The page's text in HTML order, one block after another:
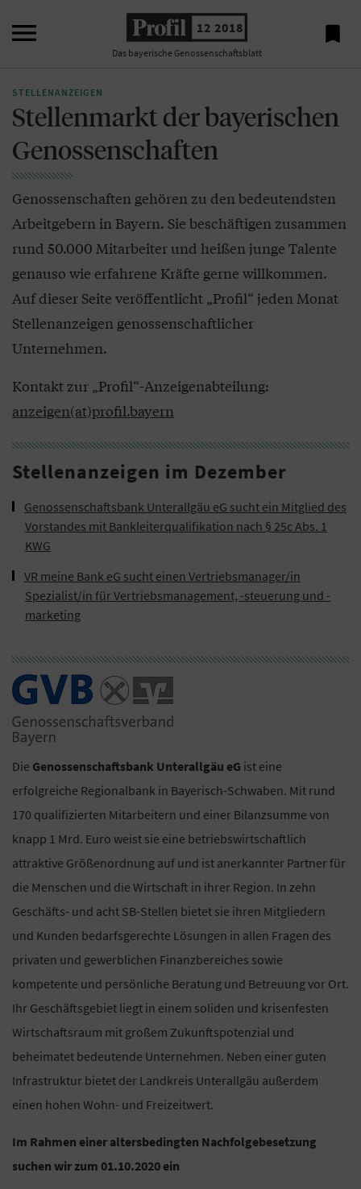
 12 2018
Das bayerische Genossenschaftsblatt

STELLENANZEIGEN
Stellenmarkt der bayerischen
Genossenschaften
Genossenschaften gehören zu den bedeutendsten
Arbeitgebern in Bayern. Sie beschäftigen zusammen
rund 50.000 Mitarbeiter und heißen junge Talente
genauso wie erfahrene Kräfte gerne willkommen.
Auf dieser Seite veröffentlicht „Profil“ jeden Monat
Stellenanzeigen genossenschaftlicher
Unternehmen.
Kontakt zur „Profil“-Anzeigenabteilung:
anzeigen(at)profil.bayern
Stellenanzeigen im Dezember
Genossenschaftsbank Unterallgäu eG sucht ein Mitglied des
Vorstandes mit Bankleiterqualifikation nach § 25c Abs. 1
KWG
VR meine Bank eG sucht einen Vertriebsmanager/in
Spezialist/in für Vertriebsmanagement, -steuerung und -
marketing
Die Genossenschaftsbank Unterallgäu eG ist eine
erfolgreiche Regionalbank in Bayerisch-Schwaben. Mit rund
170 qualifizierten Mitarbeitern und einer Bilanzsumme von
knapp 1 Mrd. Euro weist sie eine betriebswirtschaftlich
attraktive Größenordnung auf und ist anerkannter Partner für
die Menschen und die Wirtschaft in ihrer Region. In zehn
Geschäfts- und acht SB-Stellen bietet sie ihren Mitgliedern
und Kunden bedarfsgerechte Lösungen in allen Fragen des
privaten und gewerblichen Finanzbereiches sowie
kompetente und persönliche Beratung und Betreuung vor Ort.
Ihr Geschäftsgebiet liegt in einem soliden und krisenfesten
Wirtschaftsraum mit großem Zukunftspotenzial und
beheimatet bedeutende Unternehmen. Neben einer guten
Infrastruktur bietet der Landkreis Unterallgäu außerdem
einen hohen Wohn- und Freizeitwert.
Im Rahmen einer altersbedingten Nachfolgebesetzung
suchen wir zum 01.10.2020 ein